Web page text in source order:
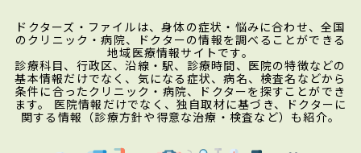
ドクターズ・ファイルは、身体の症状・悩みに合わせ、全国
のクリニック・病院、ドクターの情報を調べることができる
地域医療情報サイトです。
診療科目、行政区、沿線・駅、診療時間、医院の特徴などの
基本情報だけでなく、気になる症状、病名、検査名などから
条件に合ったクリニック・病院、ドクターを探すことができ
ます。 医院情報だけでなく、独自取材に基づき、ドクターに
関する情報（診療方針や得意な治療・検査など）も紹介。